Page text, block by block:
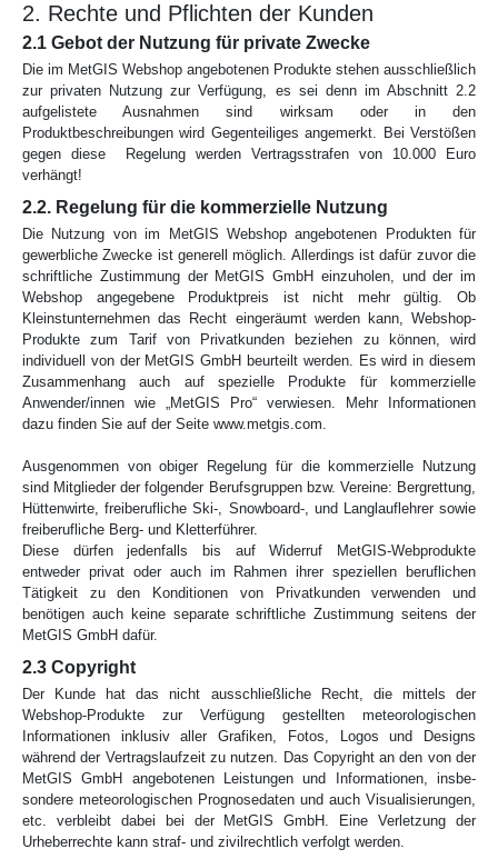
2. Rechte und Pflichten der Kunden
2.1 Gebot der Nutzung für private Zwecke
Die im MetGIS Webshop angebotenen Produkte stehen ausschließlich
zur privaten Nutzung zur Verfügung, es sei denn im Abschnitt 2.2
aufgelistete Ausnahmen sind wirksam oder in den
Produktbeschreibungen wird Gegenteiliges angemerkt. Bei Verstößen
gegen diese Regelung werden Vertragsstrafen von 10.000 Euro
verhängt!
2.2. Regelung für die kommerzielle Nutzung
Die Nutzung von im MetGIS Webshop angebotenen Produkten für
gewerbliche Zwecke ist generell möglich. Allerdings ist dafür zuvor die
schriftliche Zustimmung der MetGIS GmbH einzuholen, und der im
Webshop angegebene Produktpreis ist nicht mehr gültig. Ob
Kleinstunternehmen das Recht eingeräumt werden kann, Webshop-
Produkte zum Tarif von Privatkunden beziehen zu können, wird
individuell von der MetGIS GmbH beurteilt werden. Es wird in diesem
Zusammenhang auch auf spezielle Produkte für kommerzielle
Anwender/innen wie „MetGIS Pro“ verwiesen. Mehr Informationen
dazu finden Sie auf der Seite www.metgis.com.
Ausgenommen von obiger Regelung für die kommerzielle Nutzung
sind Mitglieder der folgender Berufsgruppen bzw. Vereine: Bergrettung,
Hüttenwirte, freiberufliche Ski-, Snowboard-, und Langlauflehrer sowie
freiberufliche Berg- und Kletterführer.
Diese dürfen jedenfalls bis auf Widerruf MetGIS-Webprodukte
entweder privat oder auch im Rahmen ihrer speziellen beruflichen
Tätigkeit zu den Konditionen von Privatkunden verwenden und
benötigen auch keine separate schriftliche Zustimmung seitens der
MetGIS GmbH dafür.
2.3 Copyright
Der Kunde hat das nicht ausschließliche Recht, die mittels der
Webshop-Produkte zur Verfügung ge­stellten meteorologischen
Informationen inklusiv aller Grafiken, Fotos, Logos und Designs
während der Vertragslauf­zeit zu nutz­en. Das Copyright an den von der
MetGIS GmbH angebotenen Leistungen und Informationen, insbe­
sondere met­eorologischen Prognosedaten und auch Visualisie­rung­en,
etc. verbleibt dabei bei der MetGIS GmbH. Eine Verletzung der
Urheberrechte kann straf- und zivilrechtlich verfolgt werden.